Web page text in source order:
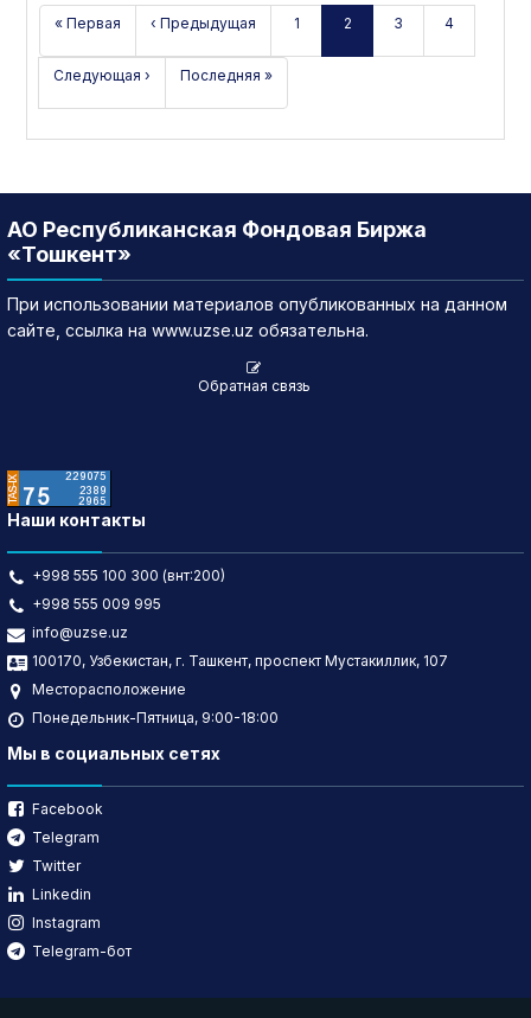
« Первая ‹ Предыдущая 1 2 3 4
Следующая › Последняя »
АО Республиканская Фондовая Биржа
«Тошкент»
При использовании материалов опубликованных на данном
сайте, ссылка на www.uzse.uz обязательна.
Обратная связь
Наши контакты
+998 555 100 300 (внт:200)
+998 555 009 995
info@uzse.uz
100170, Узбекистан, г. Ташкент, проспект Мустакиллик, 107
Месторасположение
Понедельник-Пятница, 9:00-18:00
Мы в социальных сетях
Facebook
Telegram
Twitter
Linkedin
Instagram
Telegram-бот